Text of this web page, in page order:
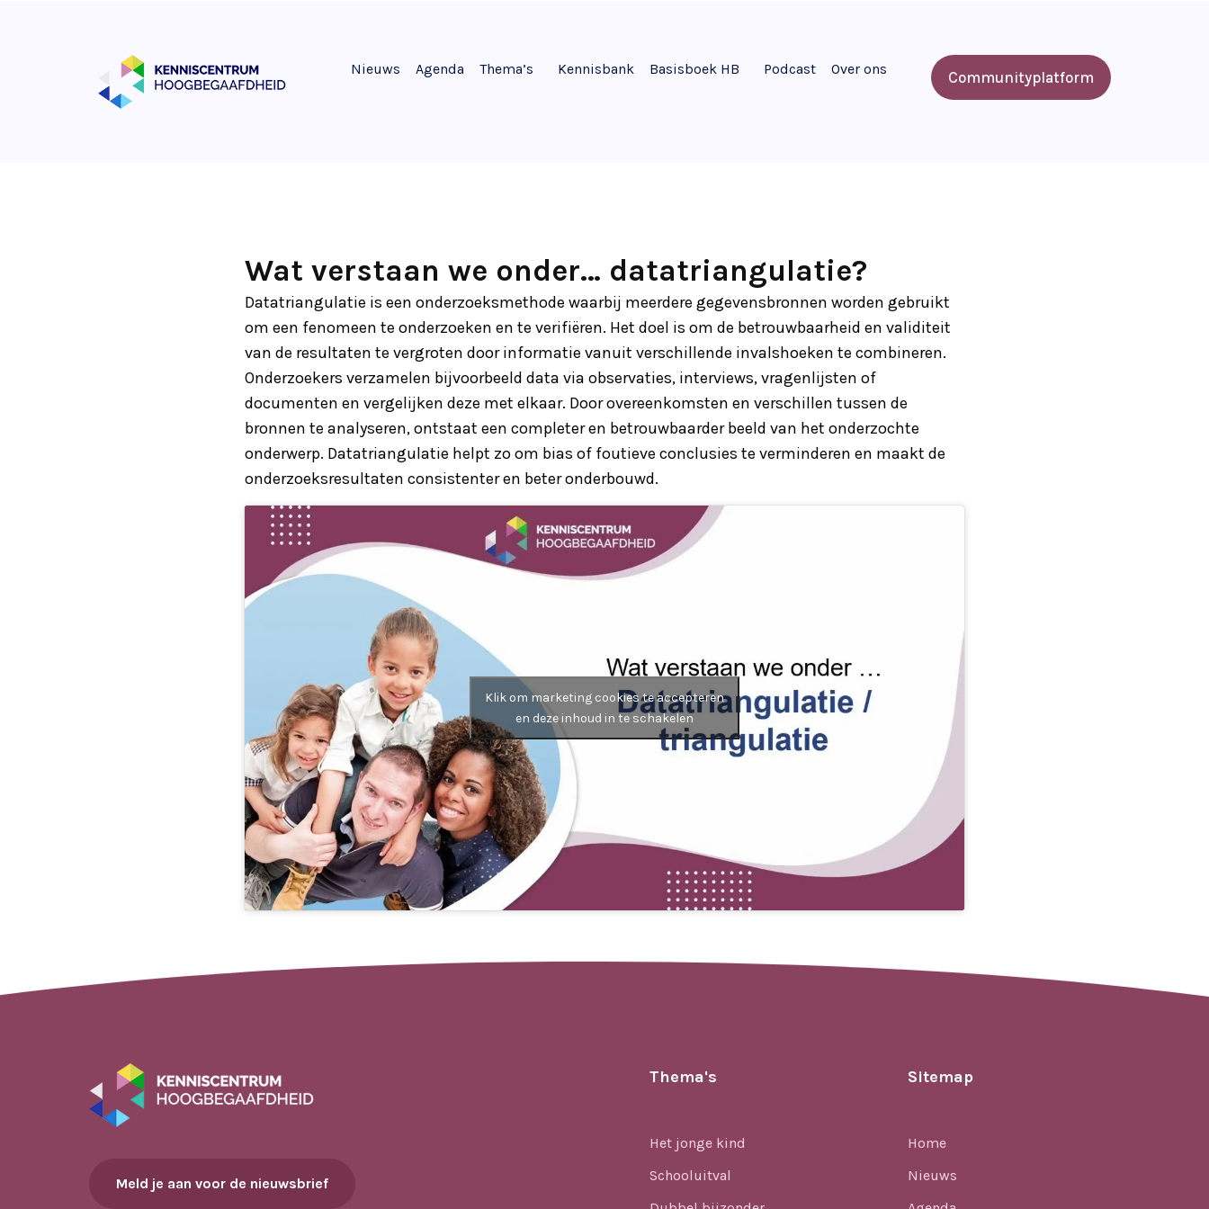
Nieuws Agenda Thema’s Kennisbank Basisboek HB Podcast Over ons Communityplatform
Wat verstaan we onder… datatriangulatie?
Datatriangulatie is een onderzoeksmethode waarbij meerdere gegevensbronnen worden gebruikt
om een fenomeen te onderzoeken en te verifiëren. Het doel is om de betrouwbaarheid en validiteit
van de resultaten te vergroten door informatie vanuit verschillende invalshoeken te combineren.
Onderzoekers verzamelen bijvoorbeeld data via observaties, interviews, vragenlijsten of
documenten en vergelijken deze met elkaar. Door overeenkomsten en verschillen tussen de
bronnen te analyseren, ontstaat een completer en betrouwbaarder beeld van het onderzochte
onderwerp. Datatriangulatie helpt zo om bias of foutieve conclusies te verminderen en maakt de
onderzoeksresultaten consistenter en beter onderbouwd.
Klik om marketing cookies te accepteren
en deze inhoud in te schakelen
Meld je aan voor de nieuwsbrief
Thema's
Het jonge kind
Schooluitval
Sitemap
Home
Nieuws